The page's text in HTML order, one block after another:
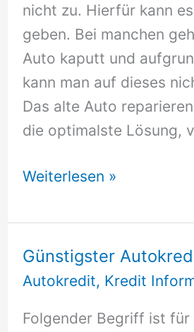
nicht zu. Hierfür kann
geben. Bei manchen
Auto kaputt und
kann man auf dieses
Das alte Auto
die optimalste Lösung,
Autokredit
wie
geht
ich
besten
Weiterlesen »
Günstigster
Autokredit, Kredit
Folgender Begriff ist für